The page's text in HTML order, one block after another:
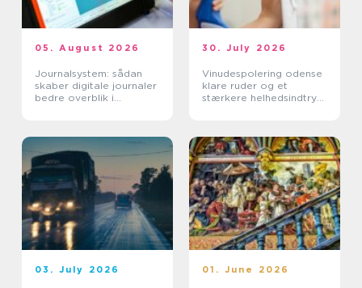
05. August 2026
Journalsystem: sådan
skaber digitale journaler
bedre overblik i
30. July 2026
Vinudespolering odense
klare ruder og et
stærkere helhedsindtryk
03. July 2026 01. June 2026